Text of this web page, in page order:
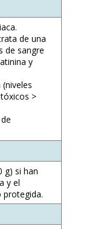
de una
de sangre
y
>
g) si han
y el
protegida.